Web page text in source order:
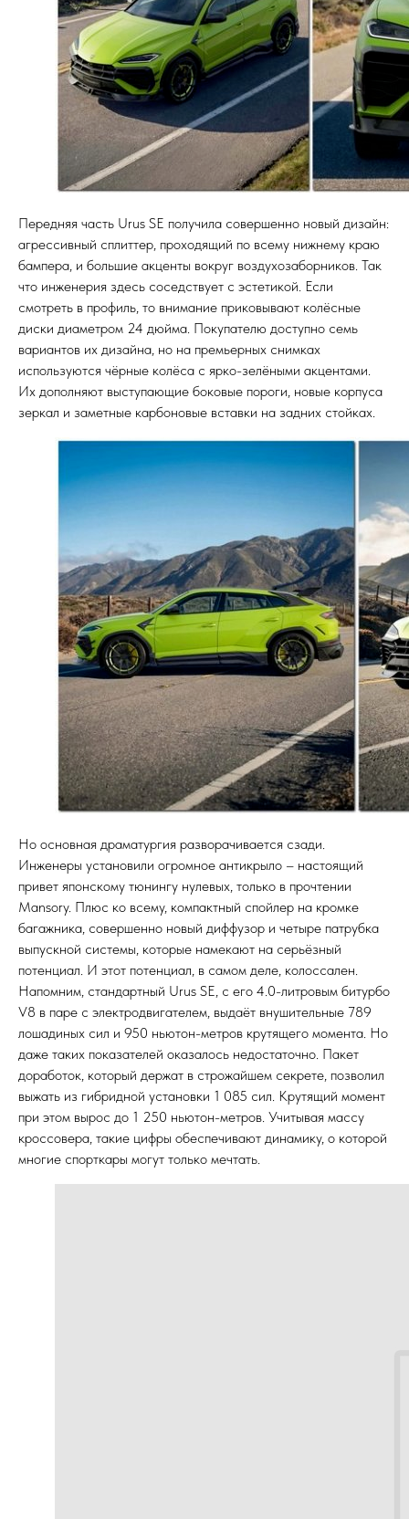
Передняя часть Urus SE получила совершенно новый дизайн:
агрессивный сплиттер, проходящий по всему нижнему краю
бампера, и большие акценты вокруг воздухозаборников. Так
что инженерия здесь соседствует с эстетикой. Если
смотреть в профиль, то внимание приковывают колёсные
диски диаметром 24 дюйма. Покупателю доступно семь
вариантов их дизайна, но на премьерных снимках
используются чёрные колёса с ярко-зелёными акцентами.
Их дополняют выступающие боковые пороги, новые корпуса
зеркал и заметные карбоновые вставки на задних стойках.
Но основная драматургия разворачивается сзади.
Инженеры установили огромное антикрыло – настоящий
привет японскому тюнингу нулевых, только в прочтении
Mansory. Плюс ко всему, компактный спойлер на кромке
багажника, совершенно новый диффузор и четыре патрубка
выпускной системы, которые намекают на серьёзный
потенциал. И этот потенциал, в самом деле, колоссален.
Напомним, стандартный Urus SE, с его 4.0-литровым битурбо
V8 в паре с электродвигателем, выдаёт внушительные 789
лошадиных сил и 950 ньютон-метров крутящего момента. Но
даже таких показателей оказалось недостаточно. Пакет
доработок, который держат в строжайшем секрете, позволил
выжать из гибридной установки 1 085 сил. Крутящий момент
при этом вырос до 1 250 ньютон-метров. Учитывая массу
кроссовера, такие цифры обеспечивают динамику, о которой
многие спорткары могут только мечтать.